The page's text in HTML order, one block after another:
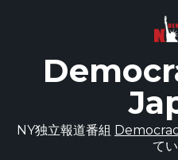
NY独立報道番組
て